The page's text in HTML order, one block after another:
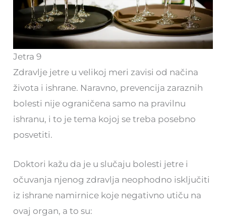
Jetra 9
Zdravlje jetre u velikoj meri zavisi od načina
života i ishrane. Naravno, prevencija zaraznih
bolesti nije ograničena samo na pravilnu
ishranu, i to je tema kojoj se treba posebno
posvetiti.
Doktori kažu da je u slučaju bolesti jetre i
očuvanja njenog zdravlja neophodno isključiti
iz ishrane namirnice koje negativno utiču na
ovaj organ, a to su: